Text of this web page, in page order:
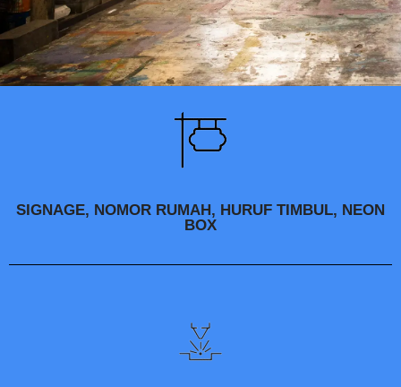
SIGNAGE, NOMOR RUMAH, HURUF TIMBUL, NEON
BOX